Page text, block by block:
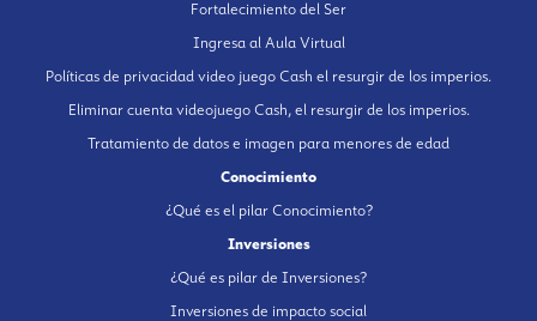
Fortalecimiento del Ser
Ingresa al Aula Virtual
Políticas de privacidad video juego Cash el resurgir de los imperios.
Eliminar cuenta videojuego Cash, el resurgir de los imperios.
Tratamiento de datos e imagen para menores de edad
Conocimiento
¿Qué es el pilar Conocimiento?
Inversiones
¿Qué es pilar de Inversiones?
Inversiones de impacto social